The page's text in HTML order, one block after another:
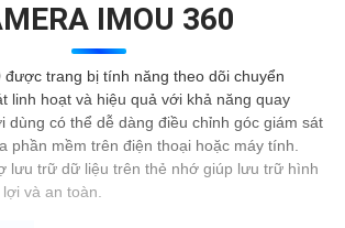
IMOU 360
được trang bị tính năng theo dõi chuyển
linh hoạt và hiệu quả với khả năng quay
dùng có thể dễ dàng điều chỉnh góc giám sát
phần mềm trên điện thoại hoặc máy tính.
lưu trữ dữ liệu trên thẻ nhớ giúp lưu trữ hình
và an toàn.